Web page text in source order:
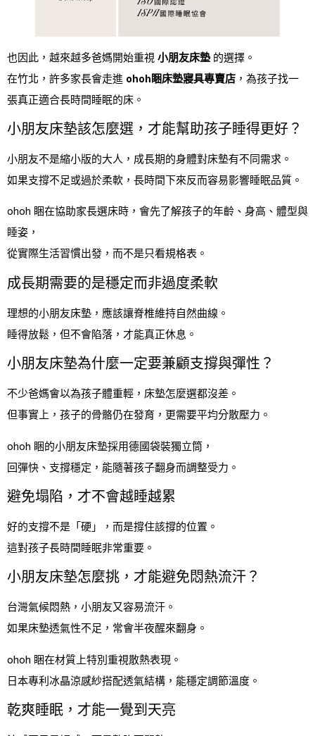
也因此，越來越多爸媽開始重視 小朋友床墊的選擇。
在竹北，許多家長會走進 ohoh睏床墊寢具專賣店 ，為孩子找一
張真正適合長時間睡眠的床。
小朋友床墊該怎麼選，才能幫助孩子睡得更好？
小朋友不是縮小版的大人，成長期的身體對床墊有不同需求。
如果支撐不足或過於柔軟，長時間下來反而容易影響睡眠品質。
ohoh 睏在協助家長選床時，會先了解孩子的年齡、身高、體型與
睡姿，
從實際生活習慣出發，而不是只看規格表。
成長期需要的是穩定而非過度柔軟
理想的小朋友床墊，應該讓脊椎維持自然曲線。
睡得放鬆，但不會陷落，才能真正休息。
小朋友床墊為什麼一定要兼顧支撐與彈性？
不少爸媽會以為孩子體重輕，床墊怎麼選都沒差。
但事實上，孩子的骨骼仍在發育，更需要平均分散壓力。
ohoh 睏的小朋友床墊採用德國袋裝獨立筒，
回彈快、支撐穩定，能隨著孩子翻身而調整受力。
避免塌陷，才不會越睡越累
好的支撐不是「硬」，而是撐住該撐的位置。
這對孩子長時間睡眠非常重要。
小朋友床墊怎麼挑，才能避免悶熱流汗？
台灣氣候悶熱，小朋友又容易流汗。
如果床墊透氣性不足，常會半夜醒來翻身。
ohoh 睏在材質上特別重視散熱表現。
日本專利冰晶涼感紗搭配透氣結構，能穩定調節溫度。
乾爽睡眠，才能一覺到天亮